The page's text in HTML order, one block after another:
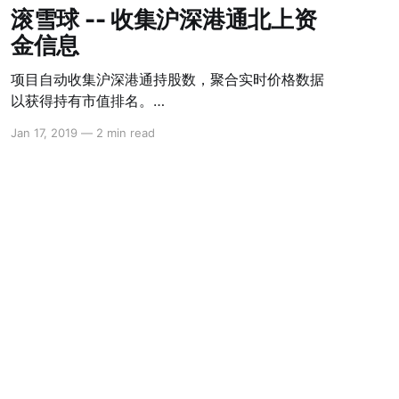
滚雪球 -- 收集沪深港通北上资
金信息
项目自动收集沪深港通持股数，聚合实时价格数据
以获得持有市值排名。
Jan 17, 2019 — 2 min read